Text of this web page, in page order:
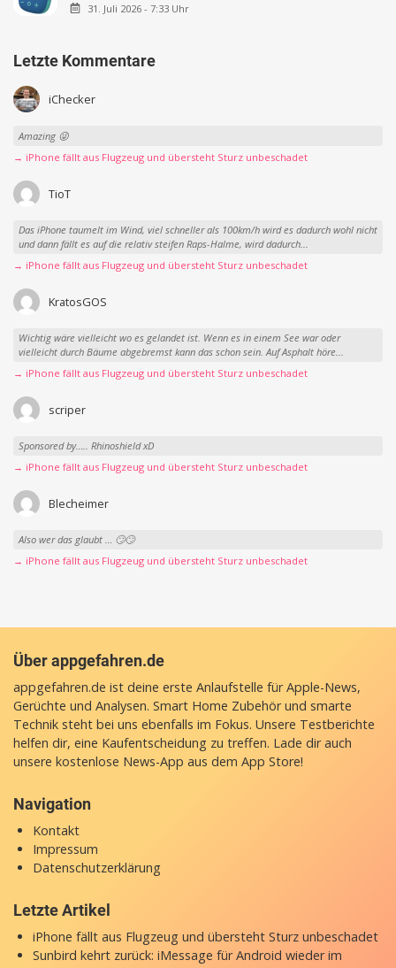
31. Juli 2026 - 7:33 Uhr
Letzte Kommentare
iChecker
Amazing 😜
→ iPhone fällt aus Flugzeug und übersteht Sturz unbeschadet
TioT
Das iPhone taumelt im Wind, viel schneller als 100km/h wird es dadurch wohl nicht
und dann fällt es auf die relativ steifen Raps-Halme, wird dadurch...
→ iPhone fällt aus Flugzeug und übersteht Sturz unbeschadet
KratosGOS
Wichtig wäre vielleicht wo es gelandet ist. Wenn es in einem See war oder
vielleicht durch Bäume abgebremst kann das schon sein. Auf Asphalt höre...
→ iPhone fällt aus Flugzeug und übersteht Sturz unbeschadet
scriper
Sponsored by….. Rhinoshield xD
→ iPhone fällt aus Flugzeug und übersteht Sturz unbeschadet
Blecheimer
Also wer das glaubt … 🙄🙄
→ iPhone fällt aus Flugzeug und übersteht Sturz unbeschadet
Über appgefahren.de
appgefahren.de ist deine erste Anlaufstelle für Apple-News,
Gerüchte und Analysen. Smart Home Zubehör und smarte
Technik steht bei uns ebenfalls im Fokus. Unsere Testberichte
helfen dir, eine Kaufentscheidung zu treffen. Lade dir auch
unsere kostenlose News-App aus dem App Store!
Navigation
Kontakt
Impressum
Datenschutzerklärung
Letzte Artikel
iPhone fällt aus Flugzeug und übersteht Sturz unbeschadet
Sunbird kehrt zurück: iMessage für Android wieder im